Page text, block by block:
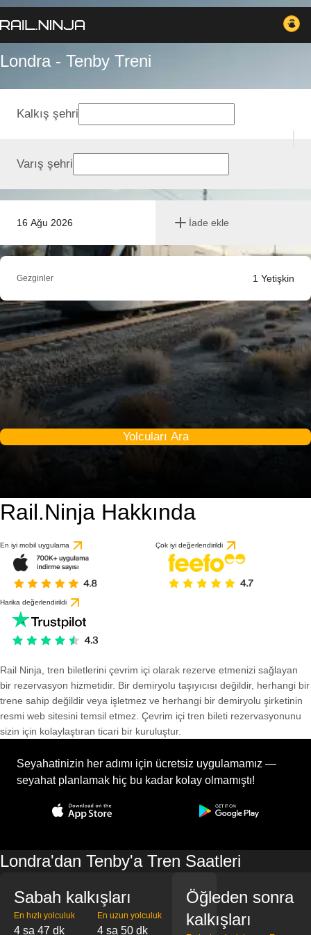
Londra - Tenby Treni
16 Ağu 2026 İade ekle
Kalkış şehri
Varış şehri
Gezginler 1 Yetişkin
Yolcuları Ara
Rail.Ninja Hakkında
En iyi mobil uygulama Çok iyi değerlendirildi
Harika değerlendirildi
Rail Ninja, tren biletlerini çevrim içi olarak rezerve etmenizi sağlayan
bir rezervasyon hizmetidir. Bir demiryolu taşıyıcısı değildir, herhangi bir
trene sahip değildir veya işletmez ve herhangi bir demiryolu şirketinin
resmi web sitesini temsil etmez. Çevrim içi tren bileti rezervasyonunu
sizin için kolaylaştıran ticari bir kuruluştur.
Seyahatinizin her adımı için ücretsiz uygulamamız —
seyahat planlamak hiç bu kadar kolay olmamıştı!
Londra'dan Tenby'a Tren Saatleri
Sabah kalkışları
En hızlı yolculuk
4 sa 47 dk
En uzun yolculuk
4 sa 50 dk
Öğleden sonra
kalkışları